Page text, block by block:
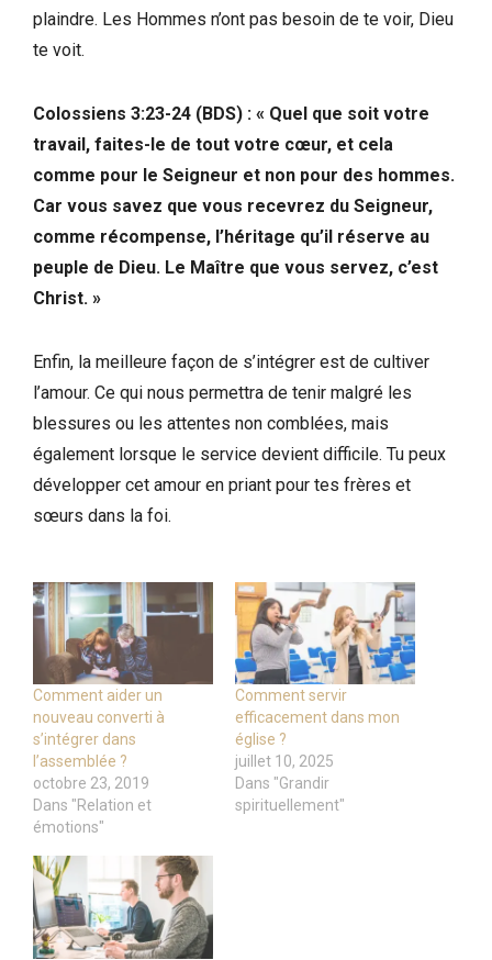
plaindre. Les Hommes n’ont pas besoin de te voir, Dieu
te voit.
‭‭Colossiens‬ ‭3:23‭-‬24‬ ‭(BDS)‬‬ : « Quel que soit votre
travail, faites-le de tout votre cœur, et cela
comme pour le Seigneur et non pour des hommes.
Car vous savez que vous recevrez du Seigneur,
comme récompense, l’héritage qu’il réserve au
peuple de Dieu. Le Maître que vous servez, c’est
Christ. »
Enfin, la meilleure façon de s’intégrer est de cultiver
l’amour. Ce qui nous permettra de tenir malgré les
blessures ou les attentes non comblées, mais
également lorsque le service devient difficile. Tu peux
développer cet amour en priant pour tes frères et
sœurs dans la foi.
Comment aider un
nouveau converti à
s’intégrer dans
l’assemblée ?
octobre 23, 2019
Dans "Relation et
émotions"
Comment servir
efficacement dans mon
église ?
juillet 10, 2025
Dans "Grandir
spirituellement"